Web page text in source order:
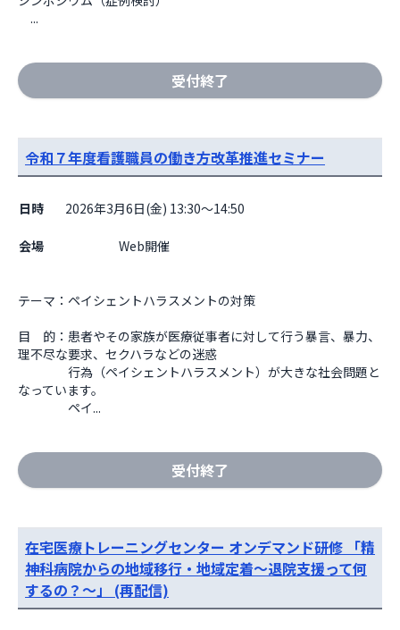
...
受付終了
令和７年度看護職員の働き方改革推進セミナー
日時 2026年3月6日(金) 13:30～14:50
会場
テーマ：ペイシェントハラスメントの対策
目　的：患者やその家族が医療従事者に対して行う暴言、暴力、
理不尽な要求、セクハラなどの迷惑
行為（ペイシェントハラスメント）が大きな社会問題と
なっています。
ペイ...
受付終了
在宅医療トレーニングセンター オンデマンド研修 「精
神科病院からの地域移行・地域定着～退院支援って何
するの？～」 (再配信)